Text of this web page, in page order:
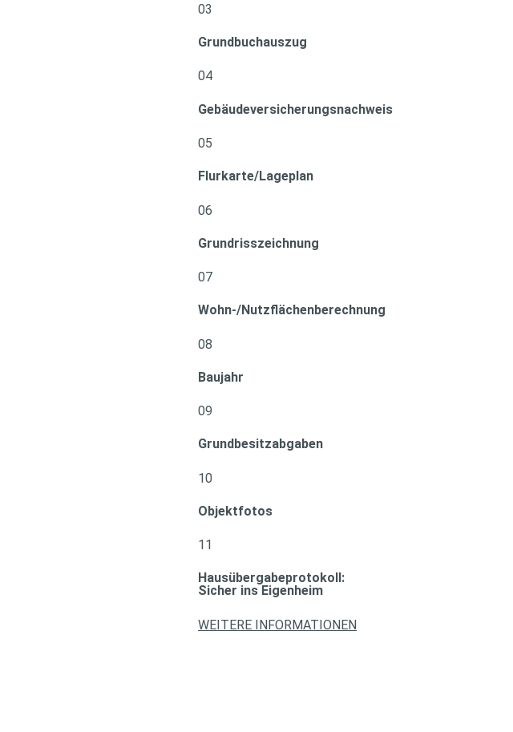
03
Grundbuchauszug
04
Gebäudeversicherungsnachweis
05
Flurkarte/Lageplan
06
Grundrisszeichnung
07
Wohn-/Nutzflächenberechnung
08
Baujahr
09
Grundbesitzabgaben
10
Objektfotos
11
Hausübergabeprotokoll:
Sicher ins Eigenheim
WEITERE INFORMATIONEN